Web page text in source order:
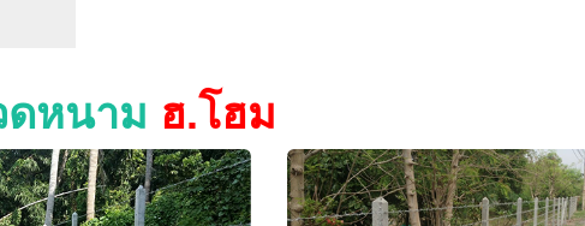
ดหนาม ฮ.โฮม